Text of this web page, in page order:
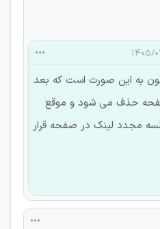
به این صورت است که بعد
صفحه حذف می شود و موقع
مجدد لینک در صفحه قرار